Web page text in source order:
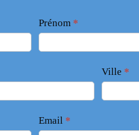
Prénom *
Ville *
Email *